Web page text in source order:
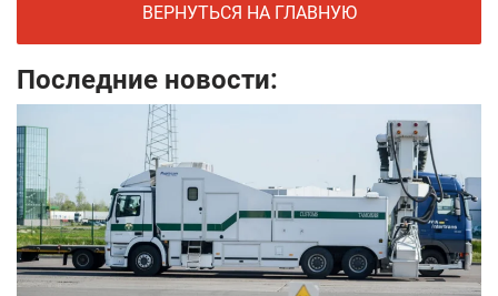
ВЕРНУТЬСЯ НА ГЛАВНУЮ
Последние новости: